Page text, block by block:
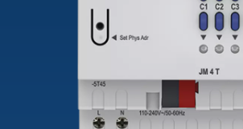
Präsenzmelder &
LED-Leuchten
Zeit- und Lichtsteuerung
Ansprechpartner OEM
Referenzen
Zeit- und Lichtsteuerung
DALI-2 Lichtsteuerung
Kataloge und Prospekte
Theben AG